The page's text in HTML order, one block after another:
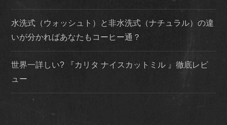
水洗式（ウォッシュト）と非水洗式（ナチュラル）の違
いが分かればあなたもコーヒー通？
世界一詳しい? 『カリタ ナイスカットミル 』徹底レビ
ュー